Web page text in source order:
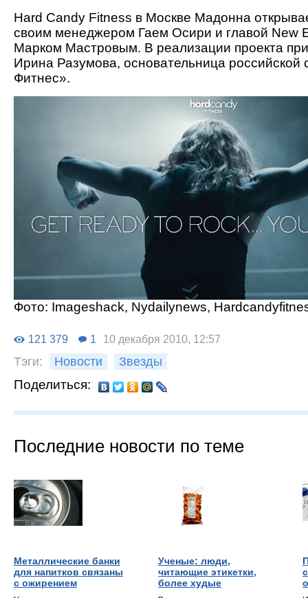
Hard Candy Fitness в Москве Мадонна
своим менеджером Гаем Осири и главой New
Марком Мастровым. В реализации проекта
Ирина Разумова, основательница российской
Фитнес».
Фото: Imageshack, Nydailynews,
121 379 1 10 декабря 2010, 12:57
Тэги: Новости Звезды
Поделиться:
Последние новости по теме
Металлические банки
для напитков связаны
с ожирением
Ученые: люди,
читающие этикетки,
более худые